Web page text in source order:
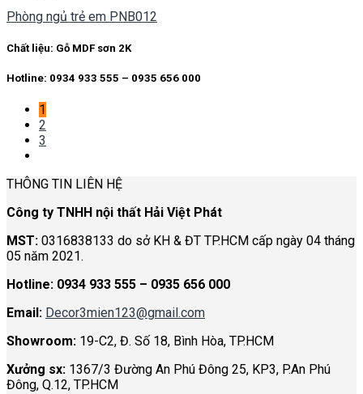
Phòng ngủ trẻ em PNB012
Chất liệu: Gỗ MDF sơn 2K
Hotline: 0934 933 555 – 0935 656 000
1
2
3
THÔNG TIN LIÊN HỆ
Công ty TNHH nội thất Hải Việt Phát
MST: 0316838133 do sở KH & ĐT TP.HCM cấp ngày 04 tháng
05 năm 2021.
Hotline: 0934 933 555 – 0935 656 000
Email: Decor3mien123@gmail.com
Showroom: 19-C2, Đ. Số 18, Bình Hòa, TP.HCM
Xưởng sx: 1367/3 Đường An Phú Đông 25, KP3, P.An Phú
Đông, Q.12, TP.HCM